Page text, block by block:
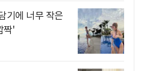
기에 너무 작은
짝'